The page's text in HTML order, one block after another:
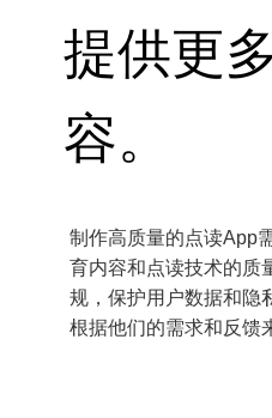
提供更
容。
制作高质量的点读App
育内容和点读技术的质
规，保护用户数据和隐
根据他们的需求和反馈